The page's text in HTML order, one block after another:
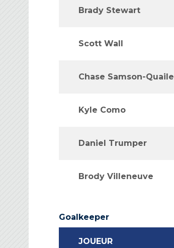
Brady Stewart
Scott Wall
Chase Samson-Quaile
Kyle Como
Daniel Trumper
Brody Villeneuve
Goalkeeper
JOUEUR